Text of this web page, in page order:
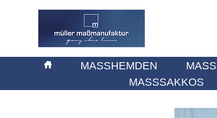
MASSHEMDEN
MASSSAKKOS